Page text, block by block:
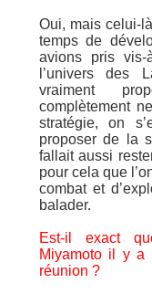
Oui, mais celui-
temps de
avions pris vis-
l’univers des
vraiment
complètement
stratégie, on
proposer de la
fallait aussi
pour cela que
combat et
balader.
Est-il exact
Miyamoto il y a
réunion ?